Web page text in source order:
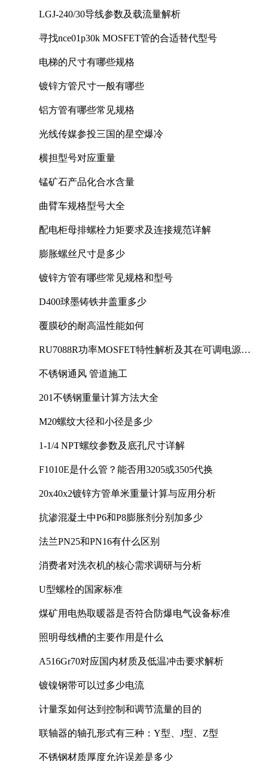
LGJ-240/30导线参数及载流量解析
寻找nce01p30k MOSFET管的合适替代型号
电梯的尺寸有哪些规格
镀锌方管尺寸一般有哪些
铝方管有哪些常见规格
光线传媒参投三国的星空爆冷
横担型号对应重量
锰矿石产品化合水含量
曲臂车规格型号大全
配电柜母排螺栓力矩要求及连接规范详解
膨胀螺丝尺寸是多少
镀锌方管有哪些常见规格和型号
D400球墨铸铁井盖重多少
覆膜砂的耐高温性能如何
RU7088R功率MOSFET特性解析及其在可调电源设
不锈钢通风 管道施工
201不锈钢重量计算方法大全
M20螺纹大径和小径是多少
1-1/4 NPT螺纹参数及底孔尺寸详解
F1010E是什么管？能否用3205或3505代换
20x40x2镀锌方管单米重量计算与应用分析
抗渗混凝土中P6和P8膨胀剂分别加多少
法兰PN25和PN16有什么区别
消费者对洗衣机的核心需求调研与分析
U型螺栓的国家标准
煤矿用电热取暖器是否符合防爆电气设备标准
照明母线槽的主要作用是什么
A516Gr70对应国内材质及低温冲击要求解析
镀镍钢带可以过多少电流
计量泵如何达到控制和调节流量的目的
联轴器的轴孔形式有三种：Y型、J型、Z型
不锈钢材质厚度允许误差是多少